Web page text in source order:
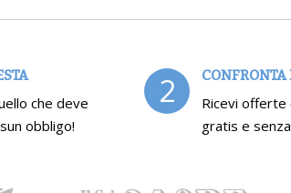
che deve
obbligo!
2
Ricevi offerte
gratis e